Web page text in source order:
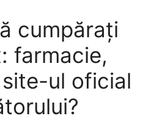
cumpărați
farmacie,
site-ul oficial